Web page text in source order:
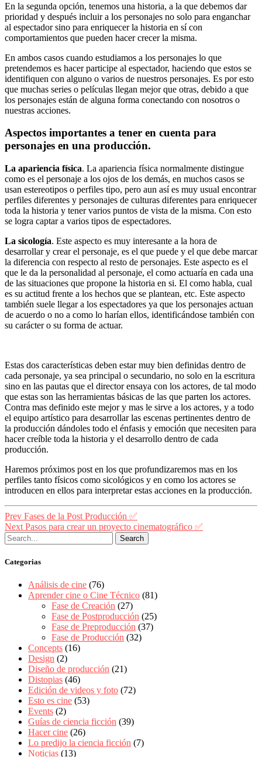
En la segunda opción, tenemos una historia, a la que debemos dar
prioridad y después incluir a los personajes no solo para enganchar
al espectador sino para enriquecer la historia en sí con
comportamientos que pueden hacer crecer la misma.
En ambos casos cuando estudiamos a los personajes lo que
pretendemos es hacer participe al espectador, haciendo que estos se
identifiquen con alguno o varios de nuestros personajes. Es por esto
que muchas series o películas llegan mejor que otras, debido a que
los personajes están de alguna forma conectando con nosotros o
nuestras acciones.
Aspectos importantes a tener en cuenta para
personajes en una producción.
La apariencia física. La apariencia física normalmente distingue
como es el personaje a los ojos de los demás, en muchos casos se
usan estereotipos o perfiles tipo, pero aun así es muy usual encontrar
perfiles diferentes y personajes de culturas diferentes para enriquecer
toda la historia y tener varios puntos de vista de la misma. Con esto
se logra captar a varios tipos de espectadores.
La sicología. Este aspecto es muy interesante a la hora de
desarrollar y crear el personaje, es el que puede y el que debe marcar
la diferencia con respecto al resto de personajes. Este aspecto es el
que le da la personalidad al personaje, el como actuaría en cada una
de las situaciones que propone la historia en si. El como habla, cual
es su actitud frente a los hechos que se plantean, etc. Este aspecto
también suele llegar a los espectadores ya que los personajes actuan
de acuerdo o no a como lo harían ellos, identificándose también con
su carácter o su forma de actuar.
Estas dos características deben estar muy bien definidas dentro de
cada personaje, ya sea principal o secundario, no solo en la escritura
sino en las pautas que el director ensaya con los actores, de tal modo
que estas son las herramientas básicas de las que parten los actores.
Contra mas definido este mejor y mas le sirve a los actores, y a todo
el equipo artístico para desarrollar las escenas pertinentes dentro de
la producción dándoles todo el énfasis y emoción que necesiten para
hacer creíble toda la historia y el desarrollo dentro de cada
producción.
Haremos próximos post en los que profundizaremos mas en los
perfiles tanto físicos como sicológicos y en como los actores se
introducen en ellos para interpretar estas acciones en la producción.
Navegación
de
entradas
Prev prev
postPrevious
page
Fases de la Post Producción ✅
Next Pasos para crear un proyecto cinematográfico ✅
Categorias
Análisis de cine (76)
Aprender cine o Cine Técnico (81)
Fase de Creación (27)
Fase de Postproducción (25)
Fase de Preproducción (37)
Fase de Producción (32)
Concepts (16)
Design (2)
Diseño de producción (21)
Distopias (46)
Edición de videos y foto (72)
Esto es cine (53)
Events (2)
Guías de ciencia ficción (39)
Hacer cine (26)
Lo predijo la ciencia ficción (7)
Noticias (13)